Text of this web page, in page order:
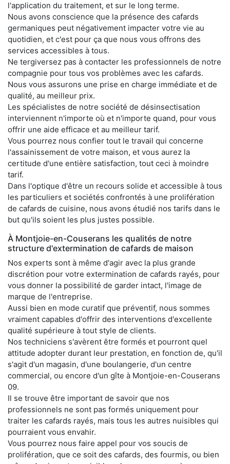
l'application du traitement, et sur le long terme.
Nous avons conscience que la présence des cafards
germaniques peut négativement impacter votre vie au
quotidien, et c'est pour ça que nous vous offrons des
services accessibles à tous.
Ne tergiversez pas à contacter les professionnels de notre
compagnie pour tous vos problèmes avec les cafards.
Nous vous assurons une prise en charge immédiate et de
qualité, au meilleur prix.
Les spécialistes de notre société de désinsectisation
interviennent n'importe où et n'importe quand, pour vous
offrir une aide efficace et au meilleur tarif.
Vous pourrez nous confier tout le travail qui concerne
l'assainissement de votre maison, et vous aurez la
certitude d'une entière satisfaction, tout ceci à moindre
tarif.
Dans l'optique d'être un recours solide et accessible à tous
les particuliers et sociétés confrontés à une prolifération
de cafards de cuisine, nous avons étudié nos tarifs dans le
but qu'ils soient les plus justes possible.
À Montjoie-en-Couserans les qualités de notre
structure d'extermination de cafards de maison
Nos experts sont à même d'agir avec la plus grande
discrétion pour votre extermination de cafards rayés, pour
vous donner la possibilité de garder intact, l'image de
marque de l'entreprise.
Aussi bien en mode curatif que préventif, nous sommes
vraiment capables d'offrir des interventions d'excellente
qualité supérieure à tout style de clients.
Nos techniciens s'avèrent être formés et pourront quel
attitude adopter durant leur prestation, en fonction de, qu'il
s'agit d'un magasin, d'une boulangerie, d'un centre
commercial, ou encore d'un gîte à Montjoie-en-Couserans
09.
Il se trouve être important de savoir que nos
professionnels ne sont pas formés uniquement pour
traiter les cafards rayés, mais tous les autres nuisibles qui
pourraient vous envahir.
Vous pourrez nous faire appel pour vos soucis de
prolifération, que ce soit des cafards, des fourmis, ou bien